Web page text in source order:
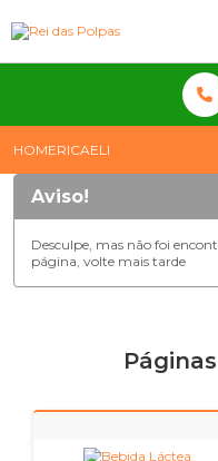
HOMERICAELI
Aviso!
Desculpe, mas não foi
página, volte mais tarde